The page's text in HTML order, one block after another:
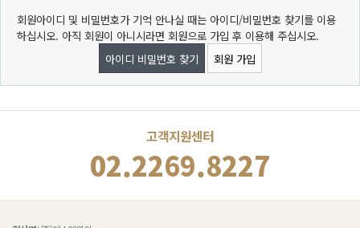
회원아이디 및 비밀번호가 기억 안나실 때는 아이디/비밀번호 찾기를 이용
하십시오. 아직 회원이 아니시라면 회원으로 가입 후 이용해 주십시오.
아이디 비밀번호 찾기
회원 가입
고객지원센터
02.2269.8227